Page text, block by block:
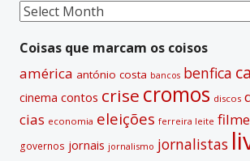
Coisas
Coisas que marcam os coisos
américa antónio costa bancos benfica
cinema contos crise cromos discos
cias economia eleições ferreira leite
governos jornais jornalismo jornalistas